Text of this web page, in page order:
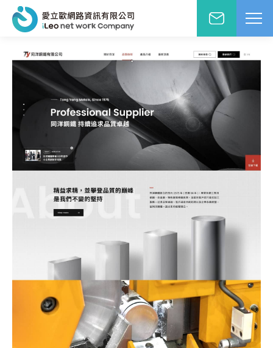
設計報價洽詢
先生 小姐
網站設計
網路行銷
小學堂
設計報價
與費用兼顧的首選
高轉單行銷利器
設計服務